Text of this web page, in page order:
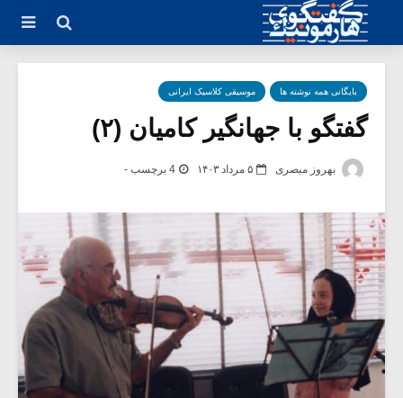
بایگانی همه نوشته ها موسیقی کلاسیک ایرانی
گفتگو با جهانگیر کامیان (۲)
بهروز مبصری ۵ مرداد ۱۴۰۳ 4 برچسب -